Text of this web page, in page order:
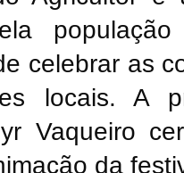
celebrar as
locais. A
Vaqueiro
da